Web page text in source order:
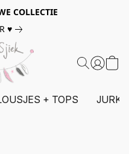
COLLECTIE
♥
+ TOPS